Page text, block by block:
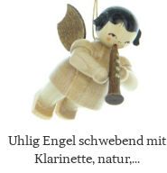
Uhlig Engel schwebend mit
Klarinette, natur,...